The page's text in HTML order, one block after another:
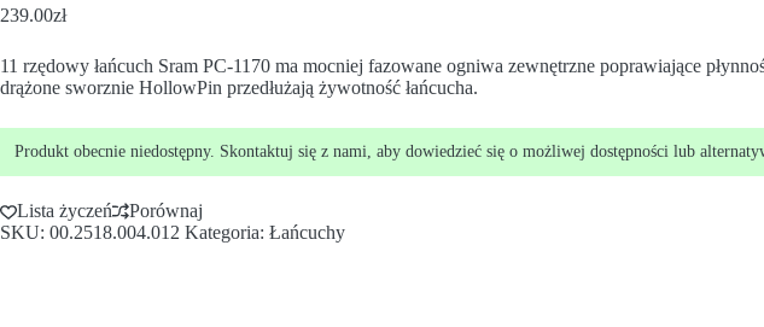
239.00zł
11 rzędowy łańcuch Sram PC-1170 ma mocniej fazowane ogniwa zewnętrzne poprawiające
drążone sworznie HollowPin przedłużają żywotność łańcucha.
Produkt obecnie niedostępny. Skontaktuj się z nami, aby dowiedzieć się o możliwej dostępności lub
Lista życzeń
Porównaj
SKU: 00.2518.004.012 Kategoria: Łańcuchy